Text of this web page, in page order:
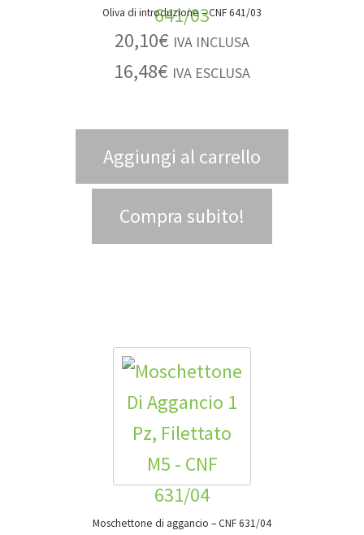
Oliva di introduzione – CNF 641/03
20,10€ IVA INCLUSA
16,48€ IVA ESCLUSA
Aggiungi al carrello
Compra subito!
Moschettone di aggancio – CNF 631/04